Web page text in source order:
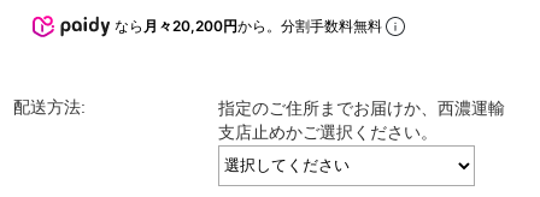
なら 月々20,200円から。分割手数料無料
配送方法:
指定のご住所までお届けか、西濃運輸
支店止めかご選択ください。